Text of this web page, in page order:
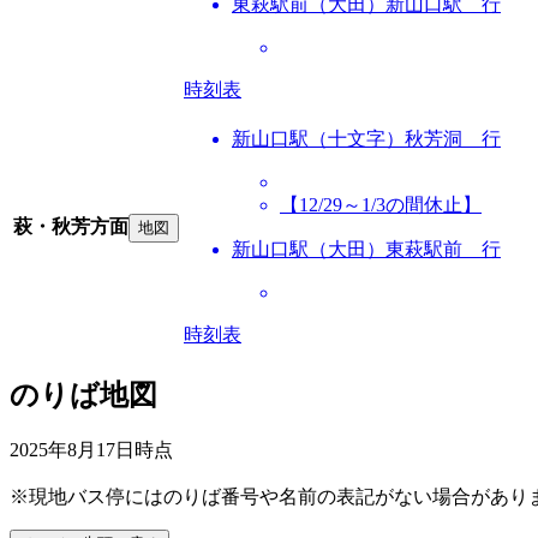
東萩駅前（大田）新山口駅 行
時刻表
萩・秋芳方面 地図
新山口駅（十文字）秋芳洞 行
【12/29～1/3の間休止】
新山口駅（大田）東萩駅前 行
時刻表
のりば地図
2025年8月17日 時点
※現地バス停にはのりば番号や名前の表記がない場合があり